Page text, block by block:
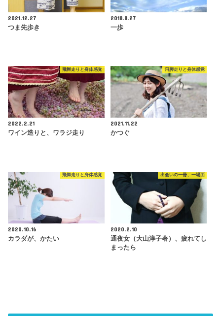
2021.12.27
つま先歩き
2018.8.27
一歩
飛脚走りと身体感覚
2022.2.21
ワイン造りと、ワラジ走り
飛脚走りと身体感覚
2021.11.22
かつぐ
飛脚走りと身体感覚
2020.10.16
カラダが、かたい
出会いの一冊、一場面
2020.2.10
通夜女（大山淳子著）、疲れてし
まったら